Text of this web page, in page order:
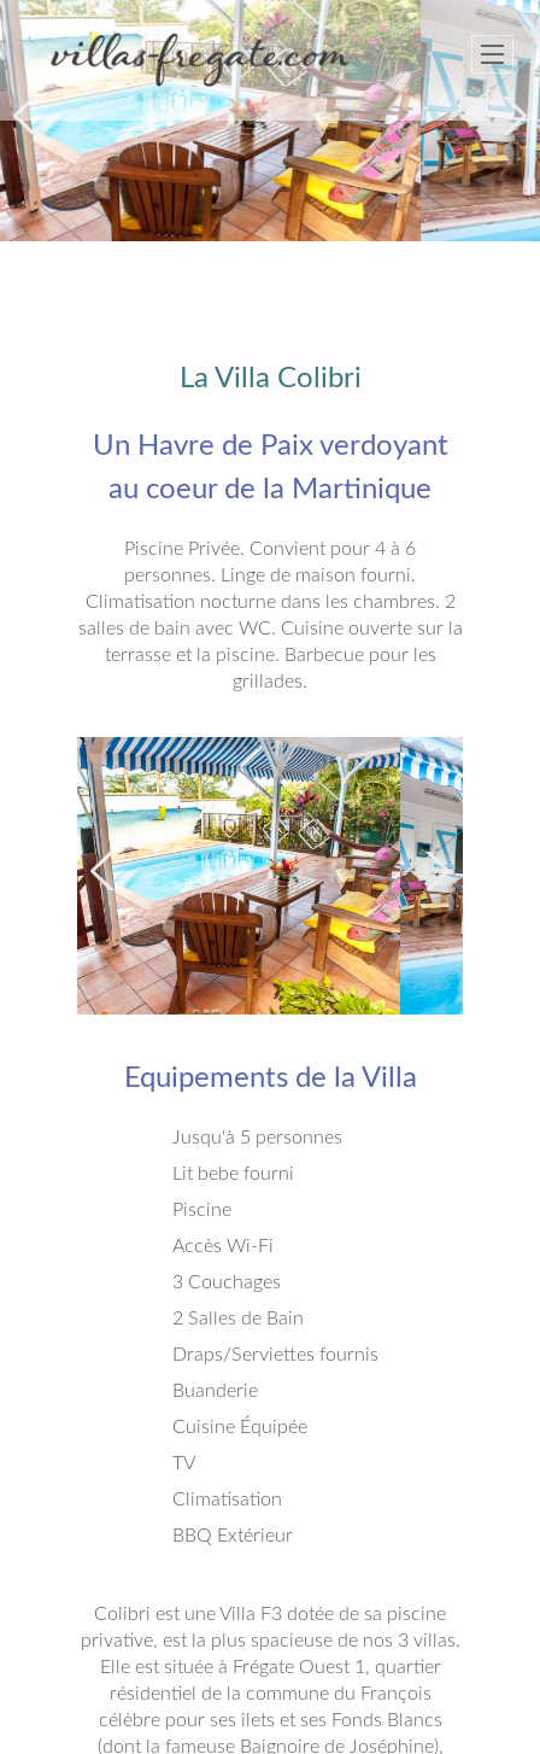
Next
La Villa Colibri
Un Havre de Paix verdoyant
au coeur de la Martinique
Piscine Privée. Convient pour 4 à 6
personnes. Linge de maison fourni.
Climatisation nocturne dans les chambres. 2
salles de bain avec WC. Cuisine ouverte sur la
terrasse et la piscine. Barbecue pour les
grillades.
Next
Equipements de la Villa
Jusqu'à 5 personnes
Lit bebe fourni
Piscine
Accès Wi-Fi
3 Couchages
2 Salles de Bain
Draps/Serviettes fournis
Buanderie
Cuisine Équipée
TV
Climatisation
BBQ Extérieur
Colibri est une Villa F3 dotée de sa piscine
privative, est la plus spacieuse de nos 3 villas.
Elle est située à Frégate Ouest 1, quartier
résidentiel de la commune du François
célèbre pour ses îlets et ses Fonds Blancs
(dont la fameuse Baignoire de Joséphine),